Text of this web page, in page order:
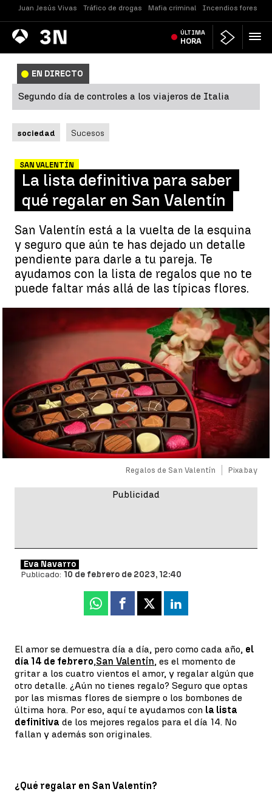
Juan Jesús Vivas Tráfico de drogas Mafia criminal Incendios
Antena
3 Noticias ÚLTIMA
HORA
EN DIRECTO
Segundo día de controles a los viajeros de Italia
sociedad Sucesos
SAN VALENTÍN
La lista definitiva para saber
qué regalar en San Valentín
San Valentín está a la vuelta de la esquina
y seguro que aún te has dejado un detalle
pendiente para darle a tu pareja. Te
ayudamos con la lista de regalos que no te
puede faltar más allá de las típicas flores.
Regalos de San Valentín Pixabay
Eva Navarro
Publicado: 10 de febrero de 2023, 12:40
Whatsapp
Facebook
X Linkedin
El amor se demuestra día a día, pero como cada año, el
día 14 de febrero,San Valentín, es el momento de
gritar a los cuatro vientos el amor, y regalar algún que
otro detalle. ¿Aún no tienes regalo? Seguro que optas
por las mismas flores de siempre o los bombones de
última hora. Por eso, aquí te ayudamos con la lista
definitiva de los mejores regalos para el día 14. No
fallan y además son originales.
¿Qué regalar en San Valentín?